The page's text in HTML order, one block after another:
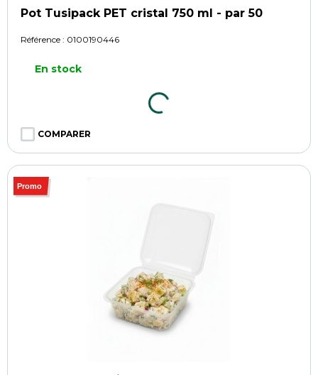
Pot Tusipack PET cristal 750 ml - par 50
Référence : 0100190446
En stock
COMPARER
Promo